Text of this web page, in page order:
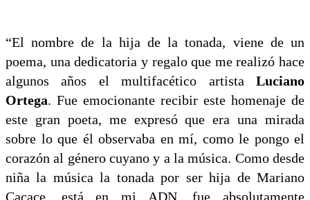
“El nombre de la hija de la tonada, viene de un
poema, una dedicatoria y regalo que me realizó hace
algunos años el multifacético artista Luciano
Ortega. Fue emocionante recibir este homenaje de
este gran poeta, me expresó que era una mirada
sobre lo que él observaba en mí, como le pongo el
corazón al género cuyano y a la música. Como desde
niña la música la tonada por ser hija de Mariano
Cacace, está en mi ADN, fue absolutamente